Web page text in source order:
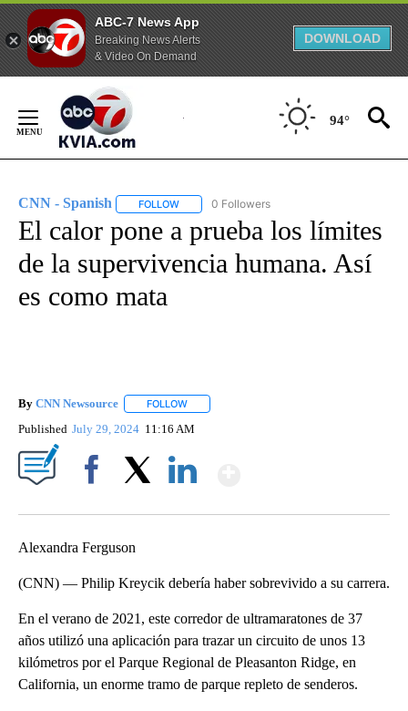
ABC-7 News App
Breaking News Alerts
& Video On Demand
DOWNLOAD
Content
94°
CNN - Spanish FOLLOW FOLLOW "CNN - SPANISH" TO RECEIVE
0 Followers
El calor pone a prueba los límites
de la supervivencia humana. Así
es como mata
By CNN Newsource FOLLOW
Published July 29, 2024 11:16 AM
Alexandra Ferguson
(CNN) — Philip Kreycik debería haber sobrevivido a su carrera.
En el verano de 2021, este corredor de ultramaratones de 37
años utilizó una aplicación para trazar un circuito de unos 13
kilómetros por el Parque Regional de Pleasanton Ridge, en
California, un enorme tramo de parque repleto de senderos.